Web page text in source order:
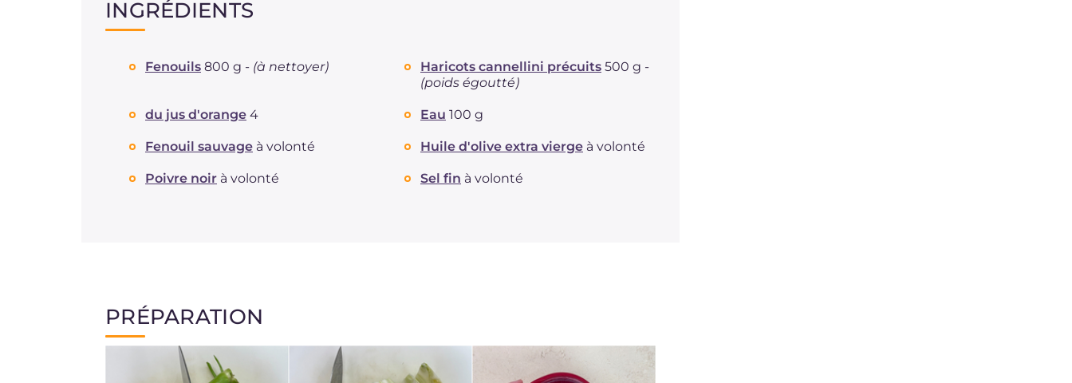
INGRÉDIENTS
Fenouils 800 g - (à nettoyer) Haricots cannellini précuits 500 g -
(poids égoutté)
du jus d'orange 4 Eau 100 g
Fenouil sauvage à volonté Huile d'olive extra vierge à volonté
Poivre noir à volonté Sel fin à volonté
PRÉPARATION